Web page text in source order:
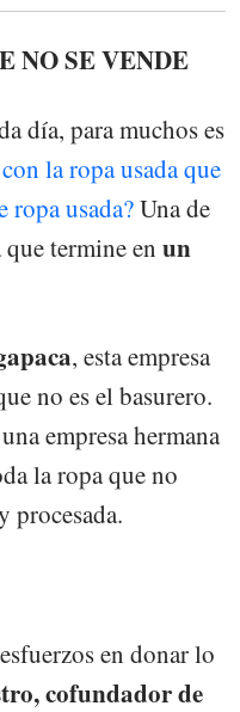
NO SE VENDE
día, para muchos es
la ropa usada que
ropa usada?Una de
que termine en un
, esta empresa
no es el basurero.
empresa hermana
la ropa que no
procesada.
en donar lo
cofundador de